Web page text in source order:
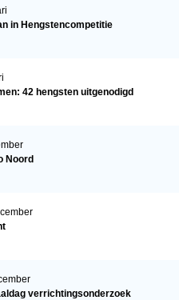
in Hengstencompetitie
42 hengsten uitgenodigd
Noord
verrichtingsonderzoek